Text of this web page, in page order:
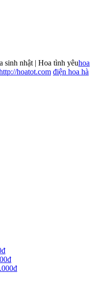
sinh nhật | Hoa tình yêuhoa
hoatot.com điện hoa hà